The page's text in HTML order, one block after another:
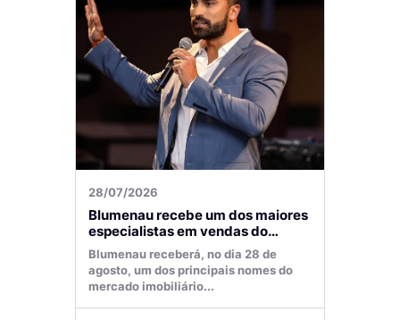
28/07/2026
Blumenau recebe um dos maiores
especialistas em vendas do
mercado imobiliário
Blumenau receberá, no dia 28 de
agosto, um dos principais nomes do
mercado imobiliário...